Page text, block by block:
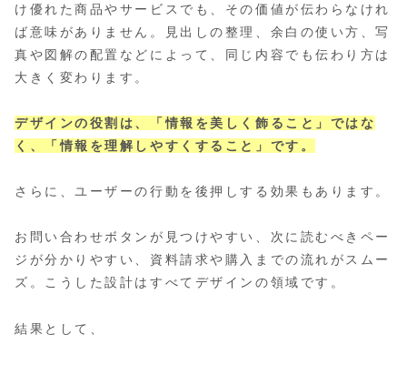
け優れた商品やサービスでも、その価値が伝わらなけれ
ば意味がありません。見出しの整理、余白の使い方、写
真や図解の配置などによって、同じ内容でも伝わり方は
大きく変わります。
デザインの役割は、「情報を美しく飾ること」ではな
く、「情報を理解しやすくすること」です。
さらに、ユーザーの行動を後押しする効果もあります。
お問い合わせボタンが見つけやすい、次に読むべきペー
ジが分かりやすい、資料請求や購入までの流れがスムー
ズ。こうした設計はすべてデザインの領域です。
結果として、